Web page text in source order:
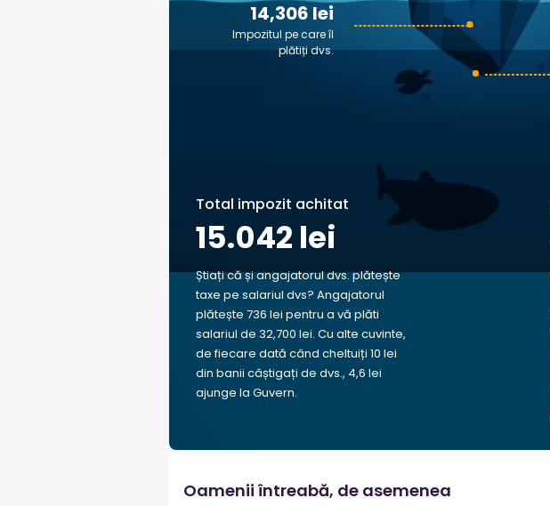
14,306 lei
Impozitul pe care îl
plătiți dvs.
Total impozit achitat
15.042 lei
Știați că și angajatorul dvs. plătește
taxe pe salariul dvs? Angajatorul
plătește 736 lei pentru a vă plăti
salariul de 32,700 lei. Cu alte cuvinte,
de fiecare dată când cheltuiți 10 lei
din banii câștigați de dvs., 4,6 lei
ajunge la Guvern.
Oamenii întreabă, de asemenea